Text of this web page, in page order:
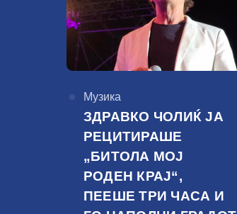
КАтегорија
Музика
ЗДРАВКО ЧОЛИЌ ЈА
РЕЦИТИРАШЕ
„БИТОЛА МОЈ
РОДЕН КРАЈ“,
ПЕЕШЕ ТРИ ЧАСА И